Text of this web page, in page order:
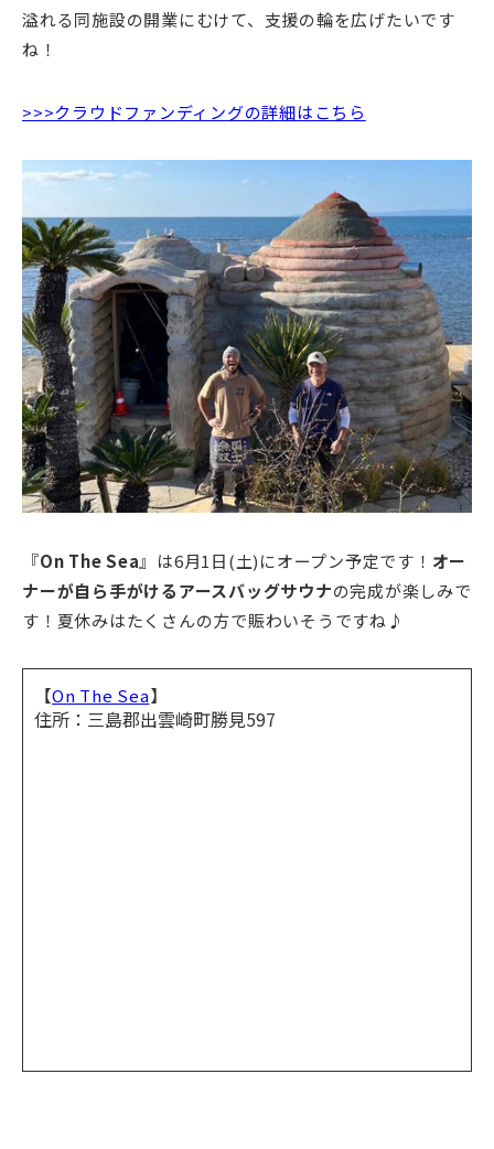
溢れる同施設の開業にむけて、支援の輪を広げたいです
ね！
>>>クラウドファンディングの詳細はこちら
『On The Sea』は6月1日(土)にオープン予定です！ オー
ナーが自ら手がけるアースバッグサウナの完成が楽しみで
す！夏休みはたくさんの方で賑わいそうですね♪
【On The Sea】
住所：三島郡出雲崎町勝見597